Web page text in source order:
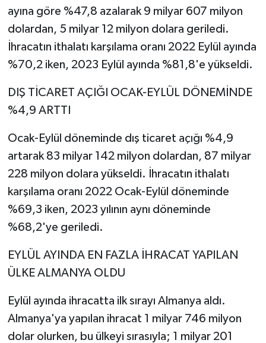
ayına göre %47,8 azalarak 9 milyar 607 milyon
dolardan, 5 milyar 12 milyon dolara geriledi.
İhracatın ithalatı karşılama oranı 2022 Eylül ayında
%70,2 iken, 2023 Eylül ayında %81,8'e yükseldi.
DIŞ TİCARET AÇIĞI OCAK-EYLÜL DÖNEMİNDE
%4,9 ARTTI
Ocak-Eylül döneminde dış ticaret açığı %4,9
artarak 83 milyar 142 milyon dolardan, 87 milyar
228 milyon dolara yükseldi. İhracatın ithalatı
karşılama oranı 2022 Ocak-Eylül döneminde
%69,3 iken, 2023 yılının aynı döneminde
%68,2'ye geriledi.
EYLÜL AYINDA EN FAZLA İHRACAT YAPILAN
ÜLKE ALMANYA OLDU
Eylül ayında ihracatta ilk sırayı Almanya aldı.
Almanya'ya yapılan ihracat 1 milyar 746 milyon
dolar olurken, bu ülkeyi sırasıyla; 1 milyar 201